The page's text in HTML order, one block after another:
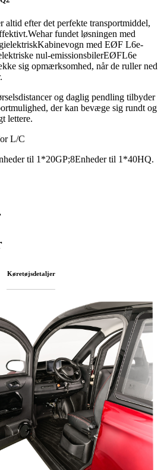
efter det perfekte transportmiddel,
Wehar fundet løsningen med
elektriskKabinevogn med EØF L6e-
nul-emissionsbilerEØFL6e
sig opmærksomhed, når de ruller ned
og daglig pendling tilbyder
der kan bevæge sig rundt og
lettere.
orL/C
til 1*20GP;8Enheder til 1*40HQ.
Køretøjsdetaljer